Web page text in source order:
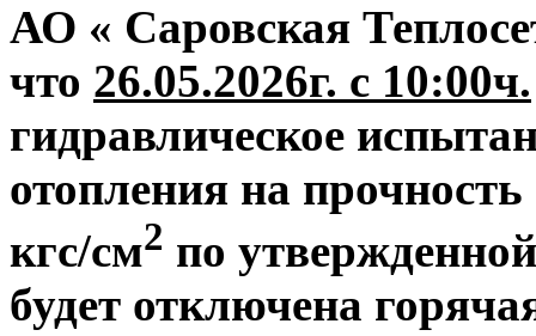
АО « Саровская
что 26.05.2026г. с 10:00ч.
гидравлическое
отопления на
кгс/см2 по
будет отключена